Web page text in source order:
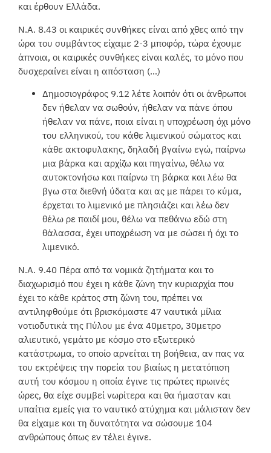
και έρθουν Ελλάδα.
Ν.Α. 8.43 οι καιρικές συνθήκες είναι από χθες από την
ώρα του συμβάντος είχαμε 2-3 μποφόρ, τώρα έχουμε
άπνοια, οι καιρικές συνθήκες είναι καλές, το μόνο που
δυσχεραίνει είναι η απόσταση (…)
Δημοσιογράφος 9.12 λέτε λοιπόν ότι οι άνθρωποι
δεν ήθελαν να σωθούν, ήθελαν να πάνε όπου
ήθελαν να πάνε, ποια είναι η υποχρέωση όχι μόνο
του ελληνικού, του κάθε λιμενικού σώματος και
κάθε ακτοφυλακης, δηλαδή βγαίνω εγώ, παίρνω
μια βάρκα και αρχίζω και πηγαίνω, θέλω να
αυτοκτονήσω και παίρνω τη βάρκα και λέω θα
βγω στα διεθνή ύδατα και ας με πάρει το κύμα,
έρχεται το λιμενικό με πλησιάζει και λέω δεν
θέλω ρε παιδί μου, θέλω να πεθάνω εδώ στη
θάλασσα, έχει υποχρέωση να με σώσει ή όχι το
λιμενικό.
Ν.Α. 9.40 Πέρα από τα νομικά ζητήματα και το
διαχωρισμό που έχει η κάθε ζώνη την κυριαρχία που
έχει το κάθε κράτος στη ζώνη του, πρέπει να
αντιληφθούμε ότι βρισκόμαστε 47 ναυτικά μίλια
νοτιοδυτικά της Πύλου με ένα 40μετρο, 30μετρο
αλιευτικό, γεμάτο με κόσμο στο εξωτερικό
κατάστρωμα, το οποίο αρνείται τη βοήθεια, αν πας να
του εκτρέψεις την πορεία του βιαίως η μετατόπιση
αυτή του κόσμου η οποία έγινε τις πρώτες πρωινές
ώρες, θα είχε συμβεί νωρίτερα και θα ήμασταν και
υπαίτια εμείς για το ναυτικό ατύχημα και μάλισταν δεν
θα είχαμε και τη δυνατότητα να σώσουμε 104
ανθρώπους όπως εν τέλει έγινε.